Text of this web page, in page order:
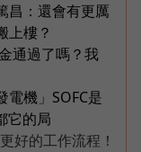
昌：還會有更厲
上樓？
通過了嗎？我
電機」SOFC是
它的局
好的工作流程！